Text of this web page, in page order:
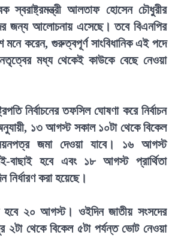
স্বরাষ্ট্রমন্ত্রী আলতাফ হোসেন চৌধুরীর
জন্য আলোচনায় এসেছে। তবে বিএনপির
মনে করেন, গুরুত্বপূর্ণ সাংবিধানিক এই পদে
মধ্য থেকেই কাউকে বেছে নেওয়া
নির্বাচনের তফসিল ঘোষণা করে নির্বাচন
১৩ আগস্ট সকাল ১০টা থেকে বিকেল
জমা দেওয়া যাবে। ১৬ আগস্ট
বাছাই হবে এবং ১৮ আগস্ট প্রার্থিতা
নির্ধারণ করা হয়েছে।
হবে ২০ আগস্ট। ওইদিন জাতীয় সংসদের
২টা থেকে বিকেল ৫টা পর্যন্ত ভোট নেওয়া